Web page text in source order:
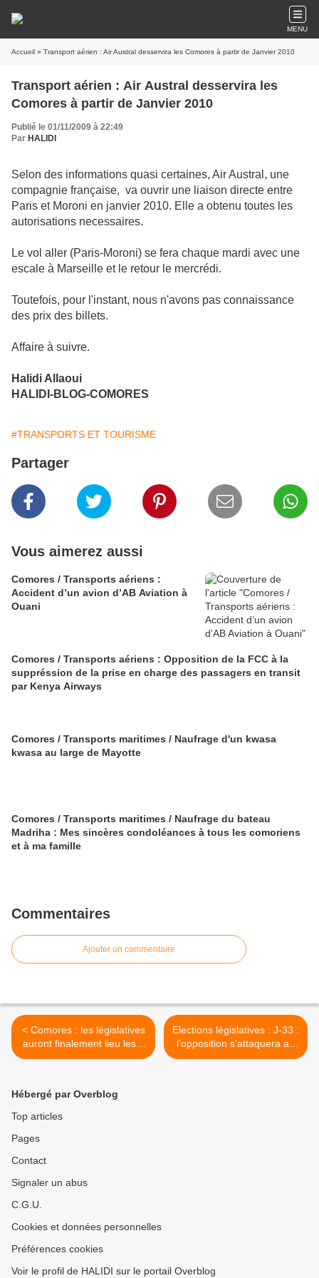
MENU
Accueil » Transport aérien : Air Austral desservira les Comores à partir de Janvier 2010
Transport aérien : Air Austral desservira les
Comores à partir de Janvier 2010
Publié le 01/11/2009 à 22:49
Par HALIDI
Selon des informations quasi certaines, Air Austral, une
compagnie française, va ouvrir une liaison directe entre
Paris et Moroni en janvier 2010. Elle a obtenu toutes les
autorisations necessaires.
Le vol aller (Paris-Moroni) se fera chaque mardi avec une
escale à Marseille et le retour le mercrédi.
Toutefois, pour l'instant, nous n'avons pas connaissance
des prix des billets.
Affaire à suivre.
Halidi Allaoui
HALIDI-BLOG-COMORES
#TRANSPORTS ET TOURISME
Partager
Vous aimerez aussi
Comores / Transports aériens :
Accident d’un avion d’AB Aviation à
Ouani
Comores / Transports aériens : Opposition de la FCC à la
suppréssion de la prise en charge des passagers en transit
par Kenya Airways
Comores / Transports maritimes / Naufrage d'un kwasa
kwasa au large de Mayotte
Comores / Transports maritimes / Naufrage du bateau
Madriha : Mes sincères condoléances à tous les comoriens
et à ma famille
Commentaires
Ajouter un commentaire
< Comores : les législatives
auront finalement lieu les 6
et 20 décembre 2009
Elections législatives : J-33 :
l’opposition s’attaquera au
bilan du président Sambi >
Hébergé par Overblog
Top articles
Pages
Contact
Signaler un abus
C.G.U.
Cookies et données personnelles
Préférences cookies
Voir le profil de HALIDI sur le portail Overblog